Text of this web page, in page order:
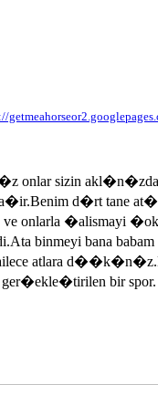
onlar sizin
d�rt tane
ve onlarla �alismayi �ok
binmeyi bana babam
atlara
bir spor.